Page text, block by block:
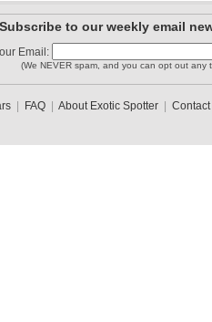
Subscribe to our weekly email
Email:
(We NEVER spam, and you can opt out any
| FAQ| About Exotic Spotter| Contact